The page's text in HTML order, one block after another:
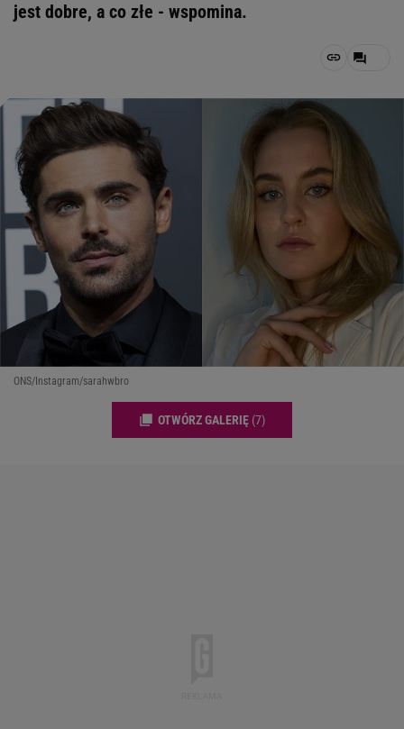
jest dobre, a co złe - wspomina.
ONS/Instagram/sarahwbro
OTWÓRZ GALERIĘ (7)